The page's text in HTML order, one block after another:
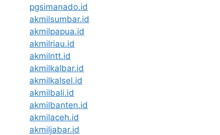
pgsimanado.id
akmilsumbar.id
akmilpapua.id
akmilriau.id
akmilntt.id
akmilkalbar.id
akmilkalsel.id
akmilbali.id
akmilbanten.id
akmilaceh.id
akmiljabar.id